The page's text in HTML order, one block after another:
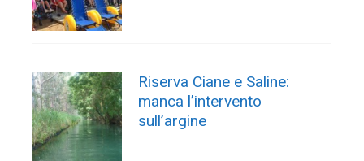
Riserva Ciane e Saline:
manca l’intervento
sull’argine